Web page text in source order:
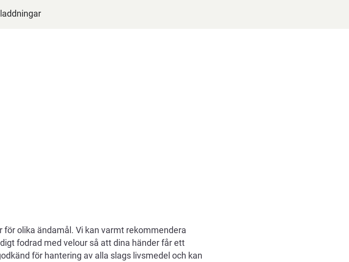
olika ändamål. Vi kan varmt rekommendera
fodrad med velour så att dina händer får ett
för hantering av alla slags livsmedel och kan